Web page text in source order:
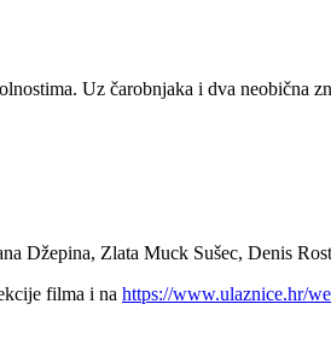
Uz čarobnjaka i dva neobična
Zlata Muck Sušec, Denis
filma i na https://www.ulaznice.hr/